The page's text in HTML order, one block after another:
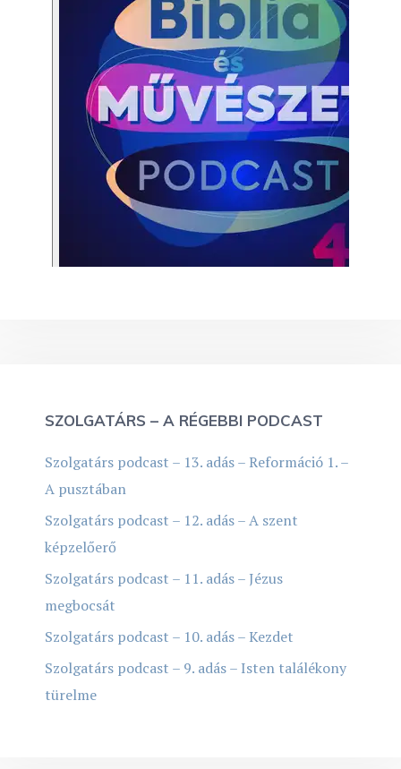
SZOLGATÁRS – A RÉGEBBI PODCAST
Szolgatárs podcast – 13. adás – Reformáció 1. –
A pusztában
Szolgatárs podcast – 12. adás – A szent
képzelőerő
Szolgatárs podcast – 11. adás – Jézus
megbocsát
Szolgatárs podcast – 10. adás – Kezdet
Szolgatárs podcast – 9. adás – Isten találékony
türelme